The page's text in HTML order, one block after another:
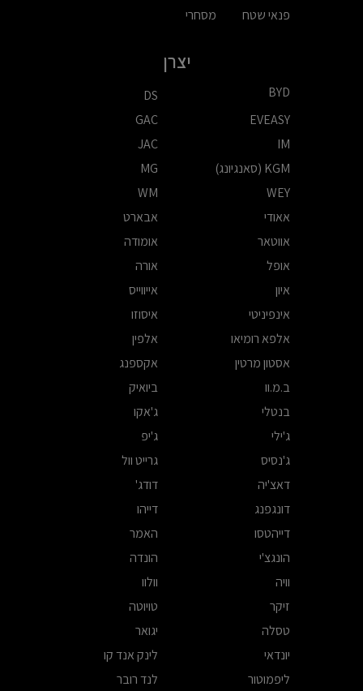
פנאי שטח
מסחרי
יצרן
BYD
DS
EVEASY
GAC
IM
JAC
KGM (סאנגיונג)
MG
WEY
WM
אאודי
אבארט
אווטאר
אומודה
אופל
אורה
איון
אייווייס
אינפיניטי
איסוזו
אלפא רומיאו
אלפין
אסטון מרטין
אקספנג
ב.מ.וו
ביואיק
בנטלי
ג'אקו
ג'ילי
ג'יפ
ג'נסיס
גרייט וול
דאצ'יה
דודג'
דונגפנג
דייהו
דייהטסו
האמר
הונגצ'י
הונדה
וויה
וולוו
זיקר
טויוטה
טסלה
יגואר
יונדאי
לינק אנד קו
ליפמוטור
לנד רובר